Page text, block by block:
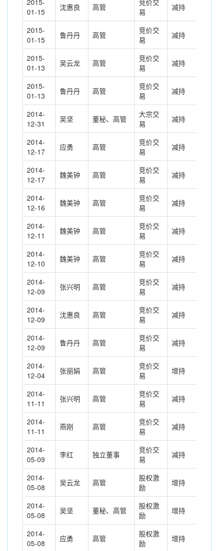
2015-
01-15
沈惠良 高管
竞价交
易
减持
2015-
01-15
鲁丹丹 高管
竞价交
易
减持
2015-
01-13
吴云龙 高管
竞价交
易
减持
2015-
01-13
鲁丹丹 高管
竞价交
易
减持
2014-
12-31
吴坚 董秘、高管
大宗交
易
减持
2014-
12-17
应勇 高管
竞价交
易
减持
2014-
12-17
魏美钟 高管
竞价交
易
减持
2014-
12-16
魏美钟 高管
竞价交
易
减持
2014-
12-11
魏美钟 高管
竞价交
易
减持
2014-
12-10
魏美钟 高管
竞价交
易
减持
2014-
12-09
张兴明 高管
竞价交
易
减持
2014-
12-09
沈惠良 高管
竞价交
易
减持
2014-
12-09
鲁丹丹 高管
竞价交
易
减持
2014-
12-04
张丽娟 高管
竞价交
易
增持
2014-
11-11
张兴明 高管
竞价交
易
减持
2014-
11-11
燕刚 高管
竞价交
易
减持
2014-
05-09
李红 独立董事
竞价交
易
减持
2014-
05-08
吴云龙 高管
股权激
励
增持
2014-
05-08
吴坚 董秘、高管
股权激
励
增持
2014-
05-08
应勇 高管
股权激
励
增持